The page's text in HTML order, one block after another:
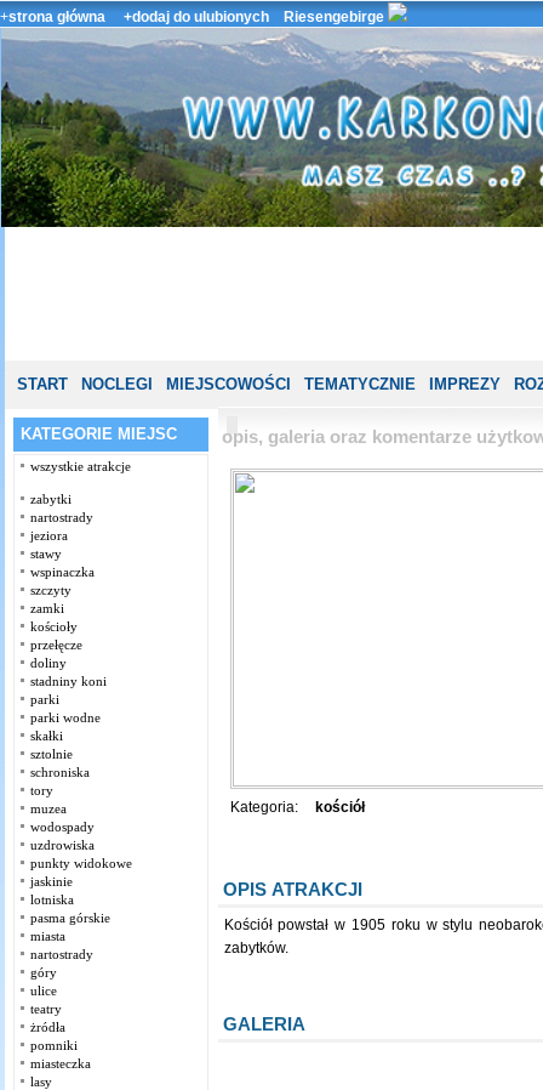
+strona główna +dodaj do ulubionych Riesengebirge
START NOCLEGI MIEJSCOWOŚCI TEMATYCZNIE IMPREZY
KATEGORIE MIEJSC
wszystkie atrakcje
zabytki
nartostrady
jeziora
stawy
wspinaczka
szczyty
zamki
kościoły
przełęcze
doliny
stadniny koni
parki
parki wodne
skałki
sztolnie
schroniska
tory
muzea
wodospady
uzdrowiska
punkty widokowe
jaskinie
lotniska
pasma górskie
miasta
nartostrady
góry
ulice
teatry
żródła
pomniki
miasteczka
lasy
opis, galeria oraz komentarze
Kategoria: kościół
OPIS ATRAKCJI
Kościół powstał w 1905 roku w stylu
zabytków.
GALERIA